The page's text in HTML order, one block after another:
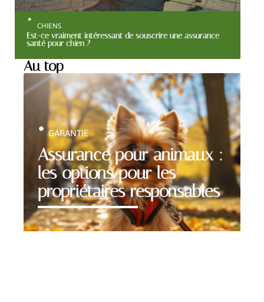
CHIENS
Est-ce vraiment intéressant de souscrire une assurance
santé pour chien ?
Au top
Assurance pour animaux :
les options pour les
propriétaires responsables
GARANTIE